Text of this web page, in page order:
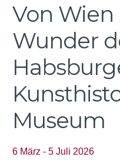
Von Wien
Wunder
Museum
6 März - 5 Juli 2026